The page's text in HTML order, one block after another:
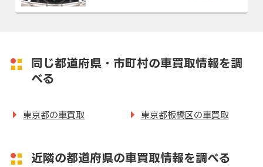
同じ都道府県・市町村の車買取情報を調
べる
東京都の車買取 東京都板橋区の車買取
近隣の都道府県の車買取情報を調べる